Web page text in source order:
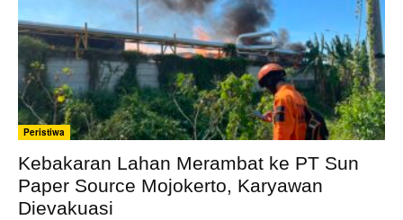
Peristiwa
Kebakaran Lahan Merambat ke PT Sun
Paper Source Mojokerto, Karyawan
Dievakuasi